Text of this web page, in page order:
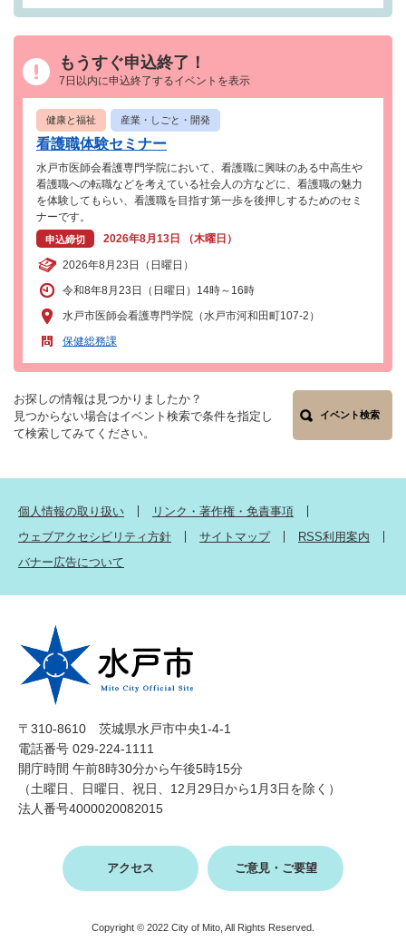
もうすぐ申込終了！
7日以内に申込終了するイベントを表示
健康と福祉 産業・しごと・開発
看護職体験セミナー
水戸市医師会看護専門学院において、看護職に興味のある中高生や
看護職への転職などを考えている社会人の方などに、看護職の魅力
を体験してもらい、看護職を目指す第一歩を後押しするためのセミ
ナーです。
申込締切 2026年8月13日 （木曜日）
2026年8月23日（日曜日）
令和8年8月23日（日曜日）14時～16時
水戸市医師会看護専門学院（水戸市河和田町107-2）
保健総務課
お探しの情報は見つかりましたか？
見つからない場合はイベント検索で条件を指定し
て検索してみてください。
イベント検索
個人情報の取り扱い
リンク・著作権・免責事項
ウェブアクセシビリティ方針
サイトマップ
RSS利用案内
バナー広告について
〒310-8610 茨城県水戸市中央1-4-1
電話番号 029-224-1111
開庁時間 午前8時30分から午後5時15分
（土曜日、日曜日、祝日、12月29日から1月3日を除く）
法人番号4000020082015
アクセス ご意見・ご要望
Copyright © 2022 City of Mito, All Rights Reserved.